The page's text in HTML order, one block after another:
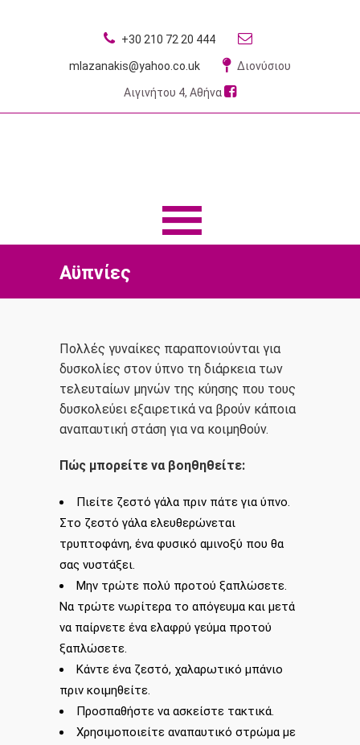
+30 210 72 20 444
mlazanakis@yahoo.co.uk Διονύσιου
Αιγινήτου 4, Αθήνα
Αϋπνίες
​Πολλές γυναίκες παραπονιούνται για
δυσκολίες στον ύπνο τη διάρκεια των
τελευταίων μηνών της κύησης που τους
δυσκολεύει εξαιρετικά να βρούν κάποια
αναπαυτική στάση για να κοιμηθούν.
Πώς μπορείτε να βοηθηθείτε:
Πιείτε ζεστό γάλα πριν πάτε για ύπνο.
Στο ζεστό γάλα ελευθερώνεται
τρυπτοφάνη, ένα φυσικό αμινοξύ που θα
σας νυστάξει.
​Μην τρώτε πολύ προτού ξαπλώσετε.
Να τρώτε νωρίτερα το απόγευμα και μετά
να παίρνετε ένα ελαφρύ γεύμα προτού
ξαπλώσετε.
Κάντε ένα ζεστό, χαλαρωτικό μπάνιο
πριν κοιμηθείτε.
Προσπαθήστε να ασκείστε τακτικά.
Χρησιμοποιείτε αναπαυτικό στρώμα με